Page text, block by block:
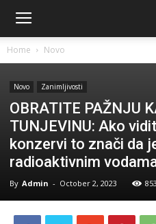
Home Novo
Novo Zanimljivosti
OBRATITE PAŽNJU
TUNJEVINU: Ako
konzervi to znači da
radioaktivnim
By Admin - October 2, 2023 853